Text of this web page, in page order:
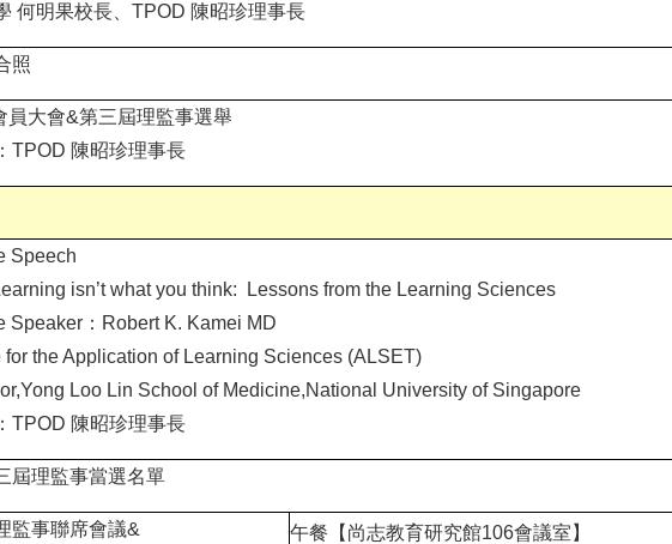
何明果校長、TPOD 陳昭珍理事長
照
員大會&第三屆理監事選舉
TPOD 陳昭珍理事長
Speech
isn’t what you think: Lessons from the Learning Sciences​
Speaker：Robert K. Kamei MD
for the Application of Learning Sciences (ALSET)
Loo Lin School of Medicine,National University of Singapore
TPOD 陳昭珍理事長
屆理監事當選名單
監事聯席會議&
午餐 【尚志教育研究館106會議室】